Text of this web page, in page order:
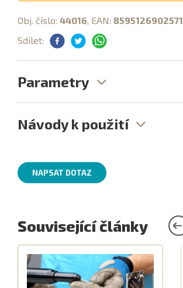
Obj. číslo: 44016, EAN: 8595126902571
Sdílet:
Parametry
Návody k použití
NAPSAT DOTAZ
Související články